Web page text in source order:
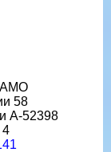
58
A-52398
4